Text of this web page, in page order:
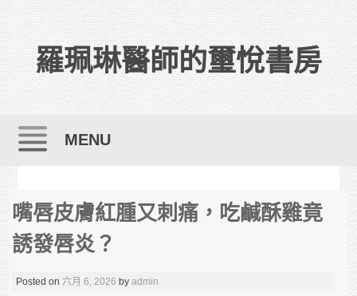
羅珮琳醫師的璽悅書房
MENU
嘴唇皮膚紅腫又刺痛，吃鹹酥雞竟
誘發唇炎？
Posted on六月 6, 2026 byadmin